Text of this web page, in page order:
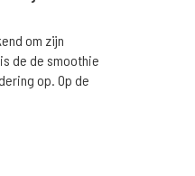
om zijn
de de smoothie
op. Op de